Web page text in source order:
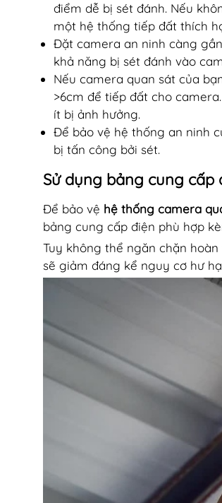
điểm dễ bị sét đánh. Nếu
một hệ thống tiếp đất thích
Đặt camera an ninh càng
khả năng bị sét đánh vào
Nếu camera quan sát của
>6cm để tiếp đất cho
ít bị ảnh hưởng.
Để bảo vệ hệ thống an ninh
bị tấn công bởi sét.
Sử dụng bảng cung cấp
Để bảo vệ hệ thống camera
bảng cung cấp điện phù hợp
Tuy không thể ngăn chặn
sẽ giảm đáng kể nguy cơ hư